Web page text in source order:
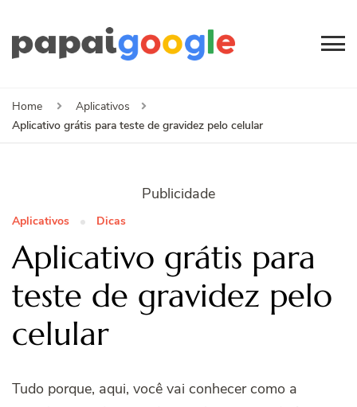
Home
Aplicativos
Aplicativo grátis para teste de gravidez pelo celular
Publicidade
Aplicativos Dicas
Aplicativo grátis para
teste de gravidez pelo
celular
Tudo porque, aqui, você vai conhecer como a